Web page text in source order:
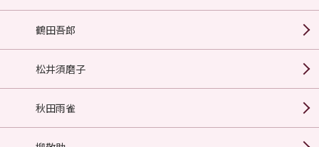
鶴田吾郎
松井須磨子
秋田雨雀